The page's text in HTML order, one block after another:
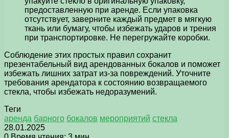
предоставленную при аренде. Если упаковка
отсутствует, заверните каждый предмет в мягкую
ткань или бумагу, чтобы избежать ударов и трения
при транспортировке. Не перегружайте коробки.
Соблюдение этих простых правил сохранит
презентабельный вид арендованных бокалов и поможет
избежать лишних затрат из-за повреждений. Уточните
требования арендатора к состоянию возвращаемого
стекла, чтобы избежать недоразумений.
Теги
аренда барного бокалов мероприятий стекла
28.01.2025